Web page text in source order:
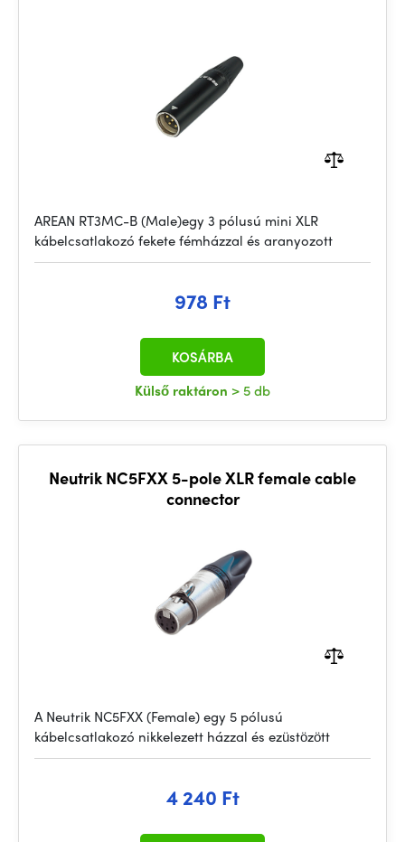
AREAN RT3MC-B (Male)egy 3 pólusú mini XLR
kábelcsatlakozó fekete fémházzal és aranyozott
978 Ft
Külső raktáron > 5 db
KOSÁRBA
Neutrik NC5FXX 5-pole XLR female cable
connector
A Neutrik NC5FXX (Female) egy 5 pólusú
kábelcsatlakozó nikkelezett házzal és ezüstözött
4 240 Ft